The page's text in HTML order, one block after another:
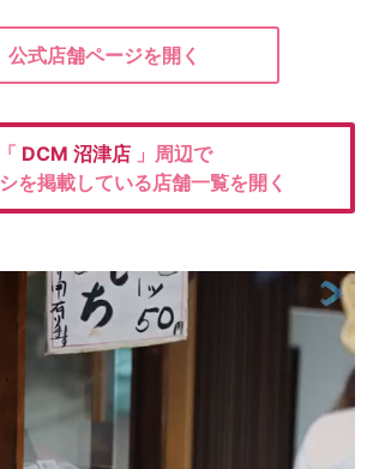
公式店舗ページを開く
「 DCM 沼津店 」周辺で
を掲載している店舗一覧を開く